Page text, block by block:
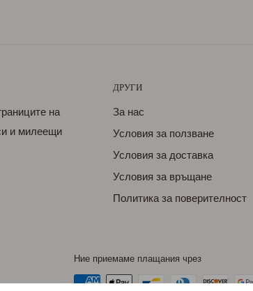
на
и милеещи
ДРУГИ
За нас
Условия за ползване
Условия за доставка
Условия за връщане
Политика за поверителност
Ние приемаме плащания чрез